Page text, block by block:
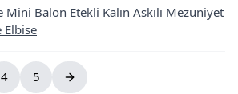
Mini Balon Etekli Kalın Askılı Mezuniyet
Elbise
4 5